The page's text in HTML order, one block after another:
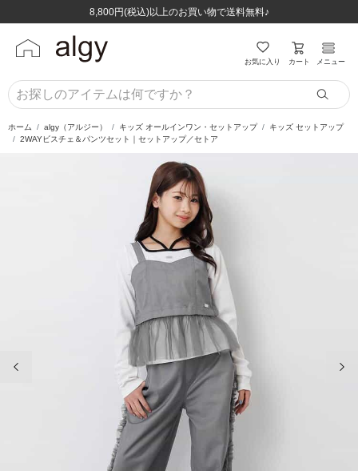
8,800円(税込)以上のお買い物で送料無料♪
ほぼ全品半額！！8/12(水)お昼12:59まで！！
8,800円(税込)以上のお買い物で送料無料♪
ほぼ全品半額！！8/12(水)お昼12:59まで！！
お気に入り カート メニュー
ホーム algy（アルジー） キッズ オールインワン・セットアップ
キッズ セットアップ
2WAYビスチェ＆パンツセット｜セットアップ／セトア